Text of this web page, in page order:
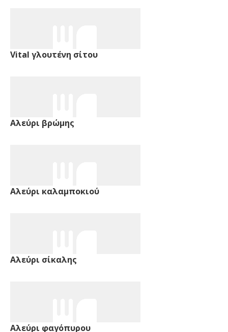
Vital γλουτένη σίτου
Αλεύρι βρώμης
Αλεύρι καλαμποκιού
Αλεύρι σίκαλης
Αλεύρι φαγόπυρου